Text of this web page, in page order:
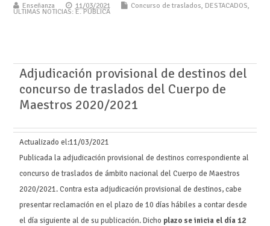
Enseñanza 11/03/2021 Concurso de traslados, DESTACADOS,
ÚLTIMAS NOTICIAS: E. PÚBLICA
Adjudicación provisional de destinos del
concurso de traslados del Cuerpo de
Maestros 2020/2021
Actualizado el:11/03/2021
Publicada la adjudicación provisional de destinos correspondiente al
concurso de traslados de ámbito nacional del Cuerpo de Maestros
2020/2021. Contra esta adjudicación provisional de destinos, cabe
presentar reclamación en el plazo de 10 días hábiles a contar desde
el día siguiente al de su publicación. Dicho plazo se inicia el día 12